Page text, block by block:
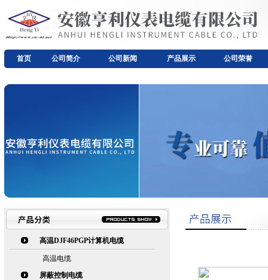
首页 公司简介 公司新闻 产品展示 公司荣誉
高温DJF46PGP计算机电缆
高温电缆
屏蔽控制电缆